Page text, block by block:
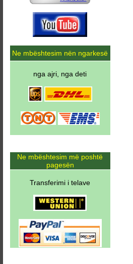
Ne mbështesim nën ngarkesë
nga ajri, nga deti
Ne mbështesim më poshtë
pagesën
Transferimi i telave